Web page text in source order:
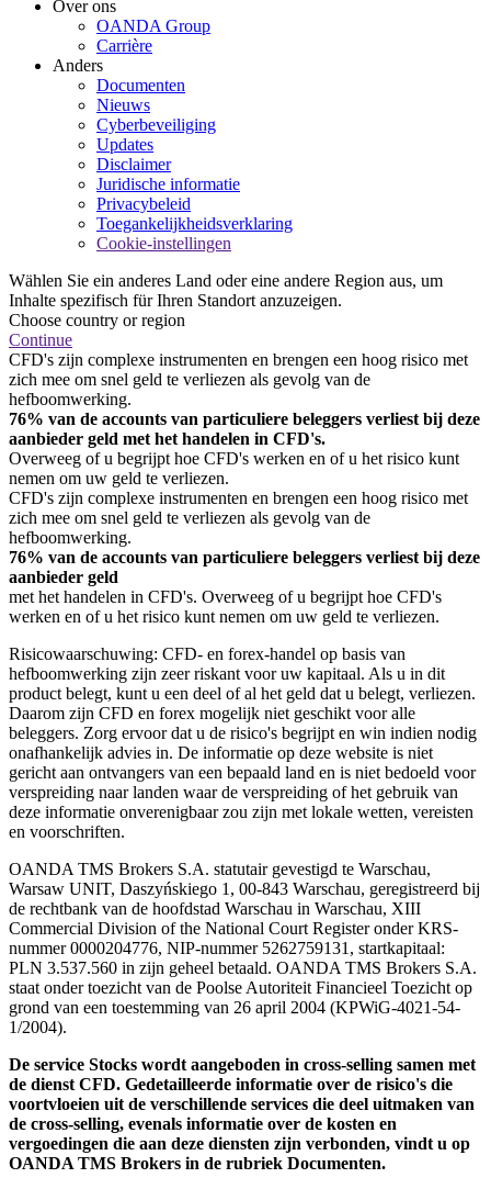
Over ons
OANDA Group
Carrière
Anders
Documenten
Nieuws
Cyberbeveiliging
Updates
Disclaimer
Juridische informatie
Privacybeleid
Toegankelijkheidsverklaring
Cookie-instellingen
Wählen Sie ein anderes Land oder eine andere Region aus, um
Inhalte spezifisch für Ihren Standort anzuzeigen.
Choose country or region
Continue
CFD's zijn complexe instrumenten en brengen een hoog risico met
zich mee om snel geld te verliezen als gevolg van de
hefboomwerking.
76% van de accounts van particuliere beleggers verliest bij deze
aanbieder geld met het handelen in CFD's.
Overweeg of u begrijpt hoe CFD's werken en of u het risico kunt
nemen om uw geld te verliezen.
CFD's zijn complexe instrumenten en brengen een hoog risico met
zich mee om snel geld te verliezen als gevolg van de
hefboomwerking.
76% van de accounts van particuliere beleggers verliest bij deze
aanbieder geld
met het handelen in CFD's. Overweeg of u begrijpt hoe CFD's
werken en of u het risico kunt nemen om uw geld te verliezen.
Risicowaarschuwing: CFD- en forex-handel op basis van
hefboomwerking zijn zeer riskant voor uw kapitaal. Als u in dit
product belegt, kunt u een deel of al het geld dat u belegt, verliezen.
Daarom zijn CFD en forex mogelijk niet geschikt voor alle
beleggers. Zorg ervoor dat u de risico's begrijpt en win indien nodig
onafhankelijk advies in. De informatie op deze website is niet
gericht aan ontvangers van een bepaald land en is niet bedoeld voor
verspreiding naar landen waar de verspreiding of het gebruik van
deze informatie onverenigbaar zou zijn met lokale wetten, vereisten
en voorschriften.
OANDA TMS Brokers S.A. statutair gevestigd te Warschau,
Warsaw UNIT, Daszyńskiego 1, 00-843 Warschau, geregistreerd bij
de rechtbank van de hoofdstad Warschau in Warschau, XIII
Commercial Division of the National Court Register onder KRS-
nummer 0000204776, NIP-nummer 5262759131, startkapitaal:
PLN 3.537.560 in zijn geheel betaald. OANDA TMS Brokers S.A.
staat onder toezicht van de Poolse Autoriteit Financieel Toezicht op
grond van een toestemming van 26 april 2004 (KPWiG-4021-54-
1/2004).
De service Stocks wordt aangeboden in cross-selling samen met
de dienst CFD. Gedetailleerde informatie over de risico's die
voortvloeien uit de verschillende services die deel uitmaken van
de cross-selling, evenals informatie over de kosten en
vergoedingen die aan deze diensten zijn verbonden, vindt u op
OANDA TMS Brokers in de rubriek Documenten.